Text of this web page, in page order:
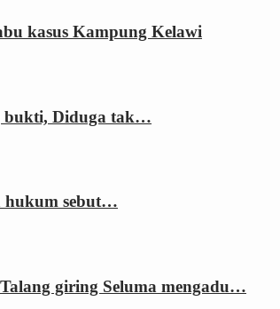
kasus Kampung Kelawi
bukti, Diduga tak…
hukum sebut…
giring Seluma mengadu…